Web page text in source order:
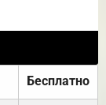
Бесплатно